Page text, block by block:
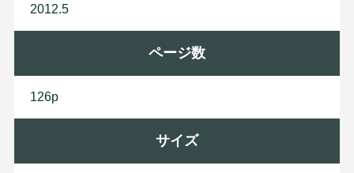
2012.5
ページ数
126p
サイズ